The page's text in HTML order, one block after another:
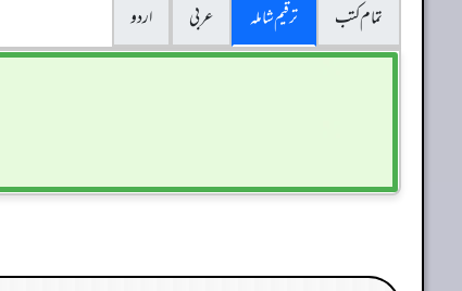
تمام کتب
ترقیم شاملہ عربی
اردو